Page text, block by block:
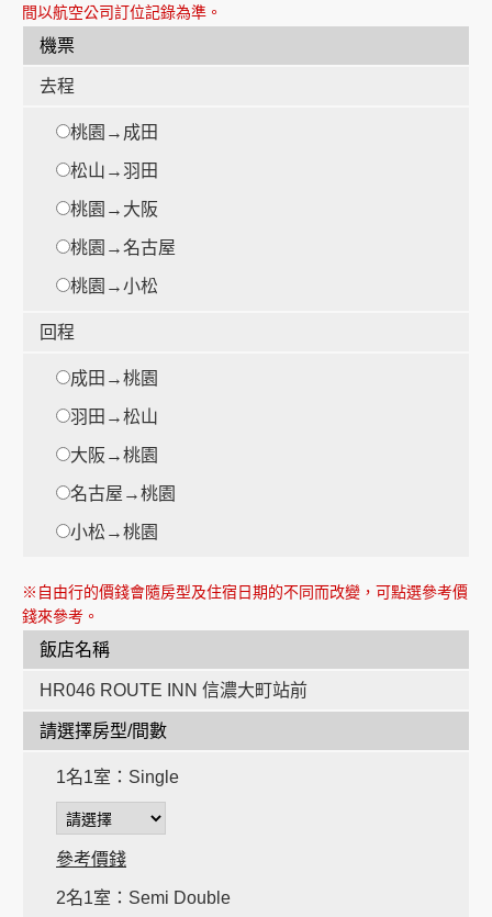
間以航空公司訂位記錄為準。
機票
去程
桃園→成田
松山→羽田
桃園→大阪
桃園→名古屋
桃園→小松
回程
成田→桃園
羽田→松山
大阪→桃園
名古屋→桃園
小松→桃園
※自由行的價錢會隨房型及住宿日期的不同而改變，可點選參考價
錢來參考。
飯店名稱
HR046 ROUTE INN 信濃大町站前
請選擇房型/間數
1名1室：Single
參考價錢
2名1室：Semi Double